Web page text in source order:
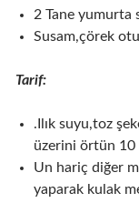
2 Tane yumurta
Susam,çörek otu
Tarif:
.Ilık suyu,toz
üzerini örtün 10
Un hariç diğer
yaparak kulak